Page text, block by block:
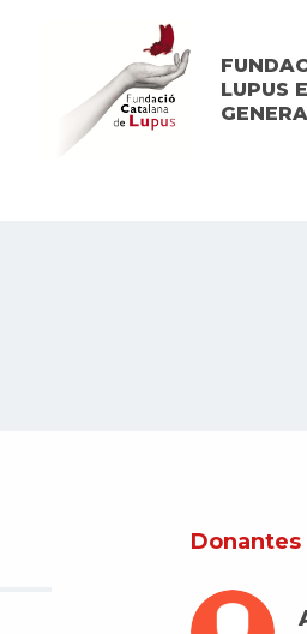
LUPUS
Donantes